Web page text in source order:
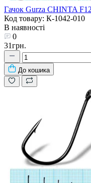
Гачок Gurza CHINTA
Код товару: К-1042-010
В наявності
0
31грн.
До кошика